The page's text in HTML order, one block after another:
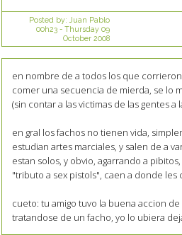
Posted by: Juan Pablo
00h23- Thursday 09
October 2008
en nombre de a todos los que
comer una secuencia de mierda, se lo
(sin contar a las victimas de las gentes a
en gral los fachos no tienen vida,
estudian artes marciales, y salen de a
estan solos, y obvio, agarrando a
"tributo a sex pistols", caen a donde les
cueto: tu amigo tuvo la buena accion
tratandose de un facho, yo lo ubiera